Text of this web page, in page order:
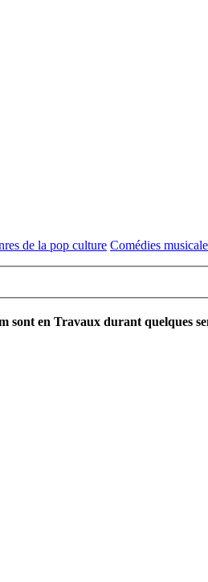
de la pop culture Comédies
en Travaux durant quelques